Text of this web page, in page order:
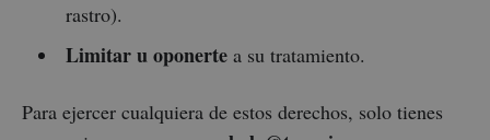
rastro).
Limitar u oponertea su tratamiento.
Para ejercer cualquiera de estos derechos, solo tienes